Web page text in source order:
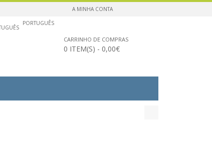
PORTUGUÊS
A MINHA CONTA
CARRINHO DE COMPRAS
0 ITEM(S) - 0,00€